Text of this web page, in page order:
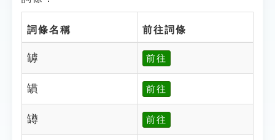
詞條名稱 前往詞條
罅 前往
罆 前往
罇 前往